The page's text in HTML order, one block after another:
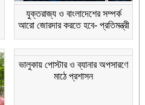
যুক্তরাজ্য ও বাংলাদেশের সম্পর্ক
আরো জোরদার করতে হবে- প্রতিমন্ত্রী
ভালুকায় পোস্টার ও ব্যানার অপসারণে
মাঠে প্রশাসন